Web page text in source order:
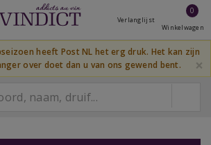
Verlanglijst
0
Winkelwagen
heeft Post NL het erg druk. Het kan zijn
over doet dan u van ons gewend bent.
×